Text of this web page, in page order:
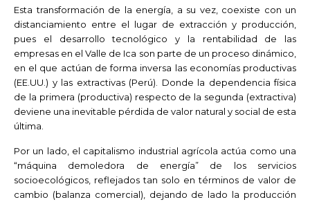
Esta transformación de la energía, a su vez, coexiste con un
distanciamiento entre el lugar de extracción y producción,
pues el desarrollo tecnológico y la rentabilidad de las
empresas en el Valle de Ica son parte de un proceso dinámico,
en el que actúan de forma inversa las economías productivas
(EE.UU.) y las extractivas (Perú). Donde la dependencia física
de la primera (productiva) respecto de la segunda (extractiva)
deviene una inevitable pérdida de valor natural y social de esta
última.
Por un lado, el capitalismo industrial agrícola actúa como una
“máquina demoledora de energía” de los servicios
socioecológicos, reflejados tan solo en términos de valor de
cambio (balanza comercial), dejando de lado la producción